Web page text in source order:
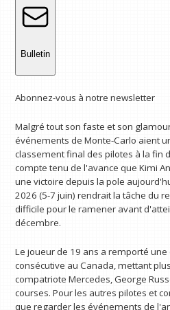
Bulletin
Abonnez-vous à notre newsletter
Malgré tout son faste et son
événements de Monte-Carlo aient
classement final des pilotes à la fin
compte tenu de l'avance que Kimi
une victoire depuis la pole
2026 (5-7 juin) rendrait la tâche du
difficile pour le ramener avant
décembre.
Le joueur de 19 ans a remporté
consécutive au Canada, mettant
compatriote Mercedes, George
courses. Pour les autres pilotes et
que regarder les événements de